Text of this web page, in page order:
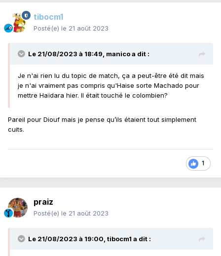
tibocm1
Posté(e) le 21 août 2023
Le 21/08/2023 à 18:49, manicoa dit :
Je n'ai rien lu du topic de match, ça a peut-être été dit mais
je n'ai vraiment pas compris qu'Haise sorte Machado pour
mettre Haïdara hier. Il était touché le colombien?
Pareil pour Diouf mais je pense qu’ils étaient tout simplement
cuits.
1
praiz
Posté(e) le 21 août 2023
Le 21/08/2023 à 19:00, tibocm1 a dit :